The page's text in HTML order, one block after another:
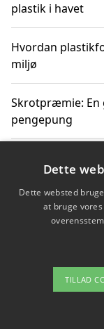
plastik i havet
Hvordan
miljø
Skrotpræmie: En
pengepung
Hvordan
plastik i havet
Spil kasinospil
guide til sikker
Om
Dette
Dette websted
at bruge
TILLAD